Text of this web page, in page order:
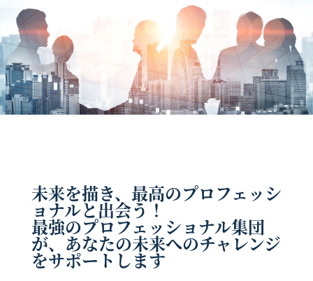
未来を描き、最高のプロフェッシ
ョナルと出会う！
最強のプロフェッショナル集団
が、あなたの未来へのチャレンジ
をサポートします